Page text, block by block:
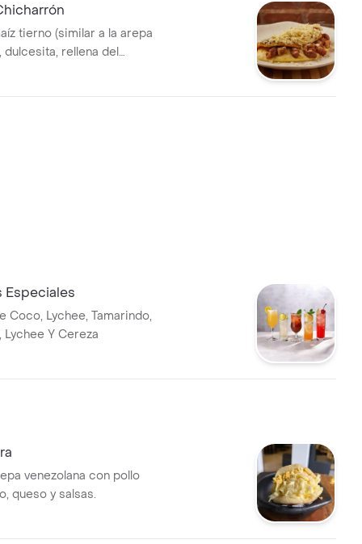
tierno (similar a la arepa
dulcesita, rellena del
de mano y chicharrón,
Especiales
Coco, Lychee, Tamarindo,
Lychee Y Cereza
venezolana con pollo
queso y salsas.